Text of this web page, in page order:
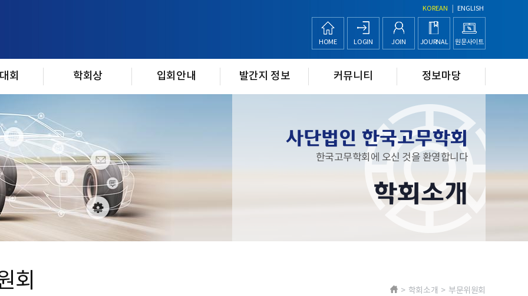
KOREAN ENGLISH
HOME LOGIN JOIN JOURNAL 원문사이트
회 학회상 입회안내 발간지 정보 커뮤니티 정보마당
사단법인 한국고무학회
한국고무학회에 오신 것을 환영합니다
학회소개
회 > 학회소개 > 부문위원회